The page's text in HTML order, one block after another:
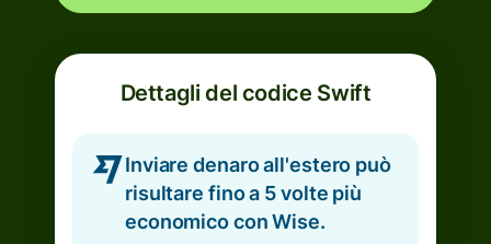
Dettagli del codice Swift
Inviare denaro all'estero può
risultare fino a 5 volte più
economico con Wise.